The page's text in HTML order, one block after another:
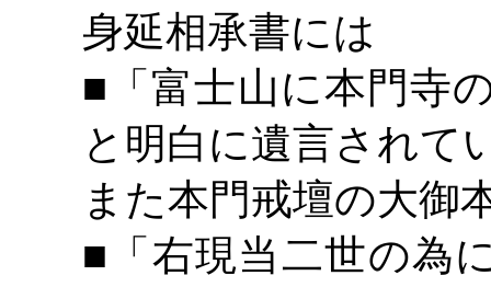
身延相承書には
■「富士山に本門寺
と明白に遺言されて
また本門戒壇の大御
■「右現当二世の為